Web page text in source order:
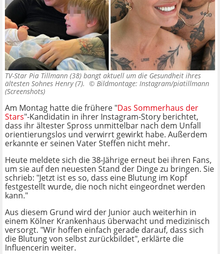
TV-Star Pia Tillmann (38) bangt aktuell um die Gesundheit ihres
ältesten Sohnes Henry (7). © Bildmontage: Instagram/piatillmann
(Screenshots)
Am Montag hatte die frühere "Das Sommerhaus der
Stars"-Kandidatin in ihrer Instagram-Story berichtet,
dass ihr ältester Spross unmittelbar nach dem Unfall
orientierungslos und verwirrt gewirkt habe. Außerdem
erkannte er seinen Vater Steffen nicht mehr.
Heute meldete sich die 38-Jährige erneut bei ihren Fans,
um sie auf den neuesten Stand der Dinge zu bringen. Sie
schrieb: "Jetzt ist es so, dass eine Blutung im Kopf
festgestellt wurde, die noch nicht eingeordnet werden
kann."
Aus diesem Grund wird der Junior auch weiterhin in
einem Kölner Krankenhaus überwacht und medizinisch
versorgt. "Wir hoffen einfach gerade darauf, dass sich
die Blutung von selbst zurückbildet", erklärte die
Influencerin weiter.